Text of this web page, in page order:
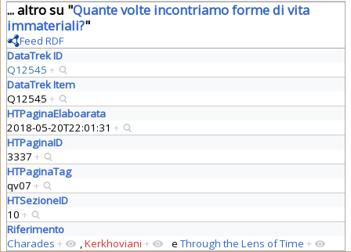
... altro su "Quante volte incontriamo forme di vita
immateriali?"
Feed RDF
DataTrek ID
Q12545 +
DataTrek Item
Q12545 +
HTPaginaElaboarata
2018-05-20T22:01:31 +
HTPaginaID
3337 +
HTPaginaTag
qv07 +
HTSezioneID
10 +
Riferimento
Charades + ,Kerkhoviani + eThrough the Lens of Time +